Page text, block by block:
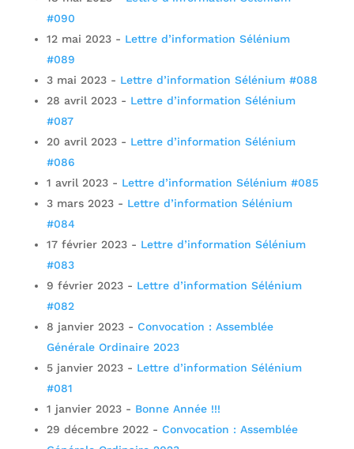
#090
12 mai 2023 - Lettre d’information Sélénium
#089
3 mai 2023 - Lettre d’information Sélénium #088
28 avril 2023 - Lettre d’information Sélénium
#087
20 avril 2023 - Lettre d’information Sélénium
#086
1 avril 2023 - Lettre d’information Sélénium #085
3 mars 2023 - Lettre d’information Sélénium
#084
17 février 2023 - Lettre d’information Sélénium
#083
9 février 2023 - Lettre d’information Sélénium
#082
8 janvier 2023 - Convocation : Assemblée
Générale Ordinaire 2023
5 janvier 2023 - Lettre d’information Sélénium
#081
1 janvier 2023 - Bonne Année !!!
29 décembre 2022 - Convocation : Assemblée